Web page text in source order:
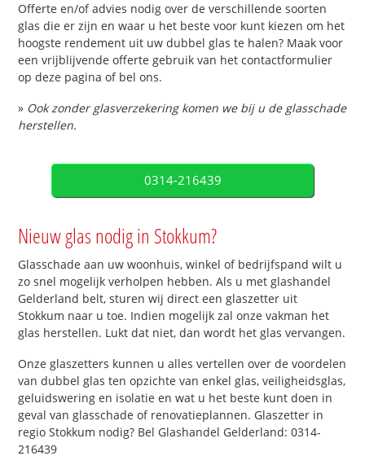
Offerte en/of advies nodig over de verschillende soorten
glas die er zijn en waar u het beste voor kunt kiezen om het
hoogste rendement uit uw dubbel glas te halen? Maak voor
een vrijblijvende offerte gebruik van het contactformulier
op deze pagina of bel ons.
» Ook zonder glasverzekering komen we bij u de glasschade
herstellen.
0314-216439
Nieuw glas nodig in Stokkum?
Glasschade aan uw woonhuis, winkel of bedrijfspand wilt u
zo snel mogelijk verholpen hebben. Als u met glashandel
Gelderland belt, sturen wij direct een glaszetter uit
Stokkum naar u toe. Indien mogelijk zal onze vakman het
glas herstellen. Lukt dat niet, dan wordt het glas vervangen.
Onze glaszetters kunnen u alles vertellen over de voordelen
van dubbel glas ten opzichte van enkel glas, veiligheidsglas,
geluidswering en isolatie en wat u het beste kunt doen in
geval van glasschade of renovatieplannen. Glaszetter in
regio Stokkum nodig? Bel Glashandel Gelderland: 0314-
216439